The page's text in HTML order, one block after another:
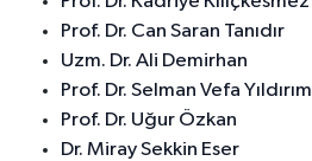
Prof. Dr. Can Saran Tanıdır
Uzm. Dr. Ali Demirhan
Prof. Dr. Selman Vefa Yıldırım
Prof. Dr. Uğur Özkan
Dr. Miray Sekkin Eser